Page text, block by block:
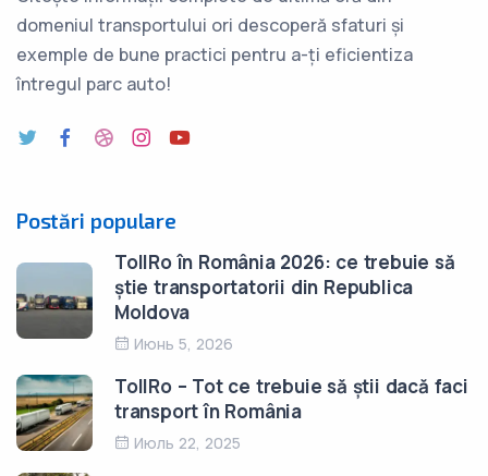
domeniul transportului ori descoperă sfaturi și
exemple de bune practici pentru a-ți eficientiza
întregul parc auto!
Postări populare
TollRo în România 2026: ce trebuie să
știe transportatorii din Republica
Moldova
Июнь 5, 2026
TollRo – Tot ce trebuie să știi dacă faci
transport în România
Июль 22, 2025